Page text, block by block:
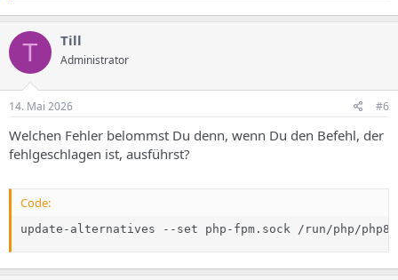
T Till
Administrator
14. Mai 2026 #6
Welchen Fehler belommst Du denn, wenn Du den Befehl, der
fehlgeschlagen ist, ausführst?
Code:
update-alternatives --set php-fpm.sock /run/php/